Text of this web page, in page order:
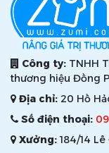
Công ty: TNHH
thương hiệu Đồng
Địa chỉ: 20 Hồ
Số điện thoại:
Xưởng:184/14